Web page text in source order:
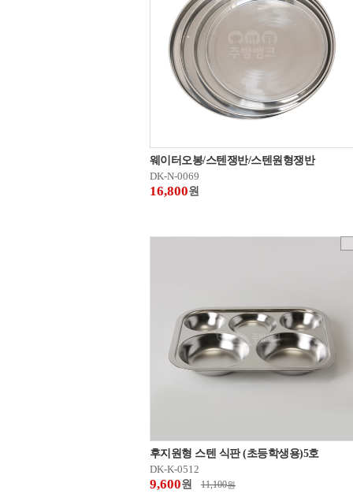
웨이터오봉/스텐쟁반/스텐원형쟁반
DK-N-0069
16,800원
후지원형 스텐 식판 (초등학생용)5호
DK-K-0512
9,600원 11,100원